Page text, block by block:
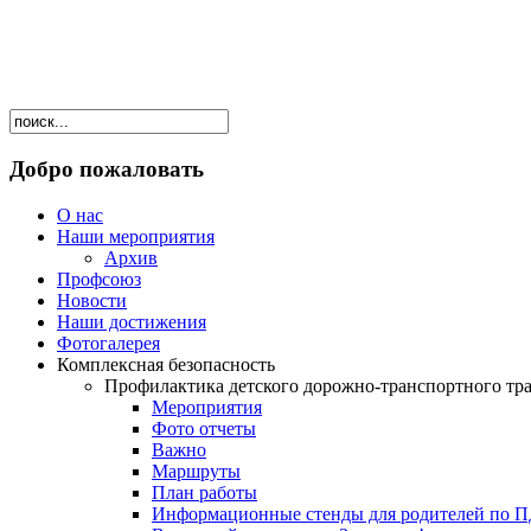
Добро пожаловать
О нас
Наши мероприятия
Архив
Профсоюз
Новости
Наши достижения
Фотогалерея
Комплексная безопасность
Профилактика детского дорожно-транспортного
Мероприятия
Фото отчеты
Важно
Маршруты
План работы
Информационные стенды для родителей по